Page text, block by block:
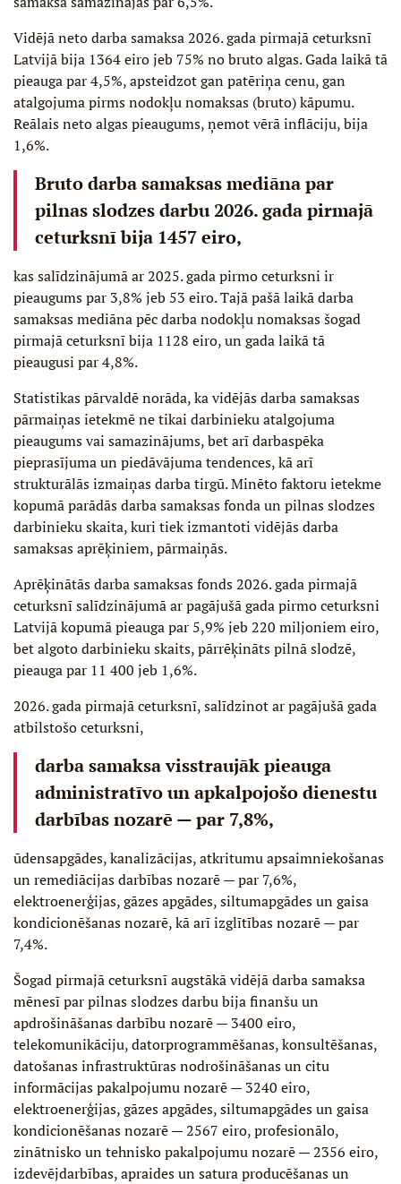
Vidējā neto darba samaksa 2026. gada pirmajā ceturksnī
Latvijā bija 1364 eiro jeb 75% no bruto algas. Gada laikā tā
pieauga par 4,5%, apsteidzot gan patēriņa cenu, gan
atalgojuma pirms nodokļu nomaksas (bruto) kāpumu.
Reālais neto algas pieaugums, ņemot vērā inflāciju, bija
1,6%.
Bruto darba samaksas mediāna par
pilnas slodzes darbu 2026. gada pirmajā
ceturksnī bija 1457 eiro,
kas salīdzinājumā ar 2025. gada pirmo ceturksni ir
pieaugums par 3,8% jeb 53 eiro. Tajā pašā laikā darba
samaksas mediāna pēc darba nodokļu nomaksas šogad
pirmajā ceturksnī bija 1128 eiro, un gada laikā tā
pieaugusi par 4,8%.
Statistikas pārvaldē norāda, ka vidējās darba samaksas
pārmaiņas ietekmē ne tikai darbinieku atalgojuma
pieaugums vai samazinājums, bet arī darbaspēka
pieprasījuma un piedāvājuma tendences, kā arī
strukturālās izmaiņas darba tirgū. Minēto faktoru ietekme
kopumā parādās darba samaksas fonda un pilnas slodzes
darbinieku skaita, kuri tiek izmantoti vidējās darba
samaksas aprēķiniem, pārmaiņās.
Aprēķinātās darba samaksas fonds 2026. gada pirmajā
ceturksnī salīdzinājumā ar pagājušā gada pirmo ceturksni
Latvijā kopumā pieauga par 5,9% jeb 220 miljoniem eiro,
bet algoto darbinieku skaits, pārrēķināts pilnā slodzē,
pieauga par 11 400 jeb 1,6%.
2026. gada pirmajā ceturksnī, salīdzinot ar pagājušā gada
atbilstošo ceturksni,
darba samaksa visstraujāk pieauga
administratīvo un apkalpojošo dienestu
darbības nozarē — par 7,8%,
ūdensapgādes, kanalizācijas, atkritumu apsaimniekošanas
un remediācijas darbības nozarē — par 7,6%,
elektroenerģijas, gāzes apgādes, siltumapgādes un gaisa
kondicionēšanas nozarē, kā arī izglītības nozarē — par
7,4%.
Šogad pirmajā ceturksnī augstākā vidējā darba samaksa
mēnesī par pilnas slodzes darbu bija finanšu un
apdrošināšanas darbību nozarē — 3400 eiro,
telekomunikāciju, datorprogrammēšanas, konsultēšanas,
datošanas infrastruktūras nodrošināšanas un citu
informācijas pakalpojumu nozarē — 3240 eiro,
elektroenerģijas, gāzes apgādes, siltumapgādes un gaisa
kondicionēšanas nozarē — 2567 eiro, profesionālo,
zinātnisko un tehnisko pakalpojumu nozarē — 2356 eiro,
izdevējdarbības, apraides un satura producēšanas un